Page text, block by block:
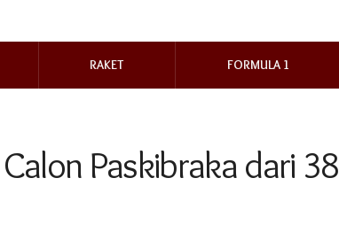
RAKET FORMULA 1
Paskibraka dari 38